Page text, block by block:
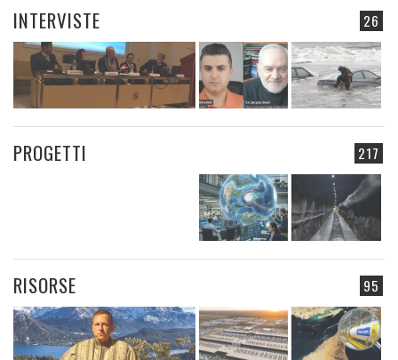
26
INTERVISTE
217
PROGETTI
95
RISORSE